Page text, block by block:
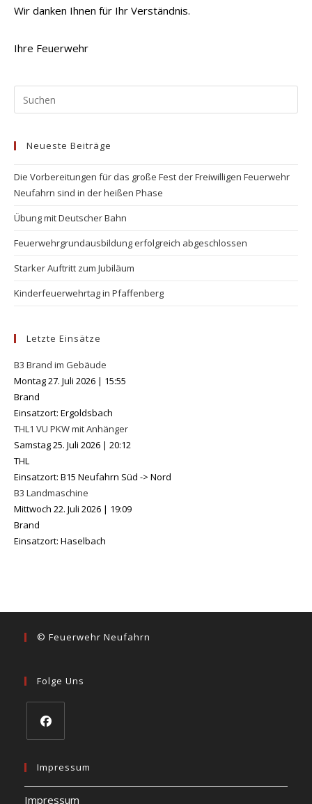
Wir danken Ihnen für Ihr Verständnis.
Ihre Feuerwehr
Neueste Beiträge
Die Vorbereitungen für das große Fest der Freiwilligen Feuerwehr
Neufahrn sind in der heißen Phase
Übung mit Deutscher Bahn
Feuerwehrgrundausbildung erfolgreich abgeschlossen
Starker Auftritt zum Jubiläum
Kinderfeuerwehrtag in Pfaffenberg
Letzte Einsätze
B3 Brand im Gebäude
Montag 27. Juli 2026 | 15:55
Brand
Einsatzort: Ergoldsbach
THL1 VU PKW mit Anhänger
Samstag 25. Juli 2026 | 20:12
THL
Einsatzort: B15 Neufahrn Süd -> Nord
B3 Landmaschine
Mittwoch 22. Juli 2026 | 19:09
Brand
Einsatzort: Haselbach
© Feuerwehr Neufahrn
Folge Uns
in
a
new
Impressum
Impressum